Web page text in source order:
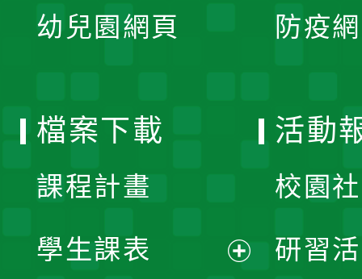
幼兒園網頁 防疫
檔案下載
課程計畫
學生課表
活動
校園
研習